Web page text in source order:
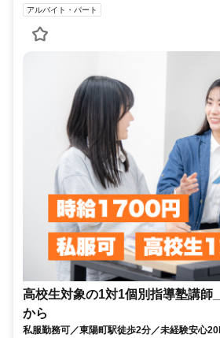
アルバイト・パート
高校生対象の1対1個別指導塾講師
から
私服勤務可／東陽町駅徒歩2分／未経験安心